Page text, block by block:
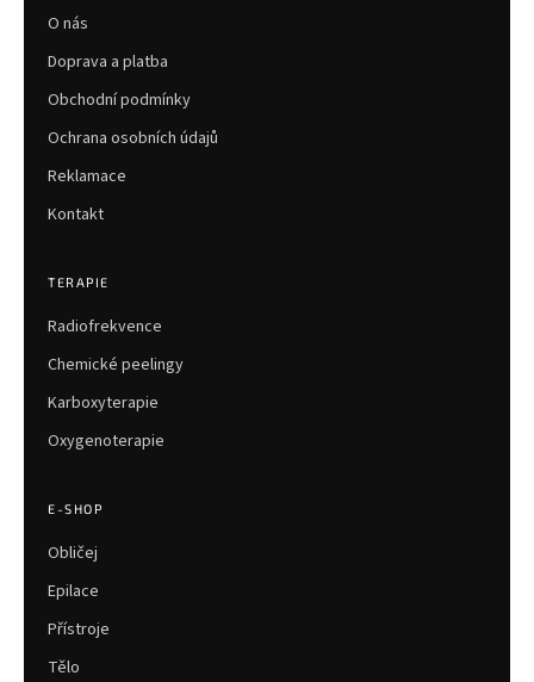
O nás
Doprava a platba
Obchodní podmínky
Ochrana osobních údajů
Reklamace
Kontakt
TERAPIE
Radiofrekvence
Chemické peelingy
Karboxyterapie
Oxygenoterapie
E-SHOP
Obličej
Epilace
Přístroje
Tělo